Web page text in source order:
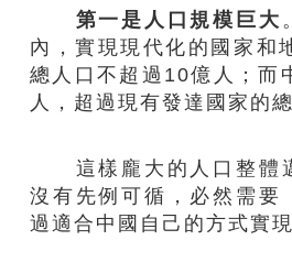
第一是人口規模巨大
內，實現現代化的國家和
總人口不超過10億人；而
人，超過現有發達國家的總
這樣龐大的人口整體邁
沒有先例可循，必然需要
過適合中國自己的方式實現